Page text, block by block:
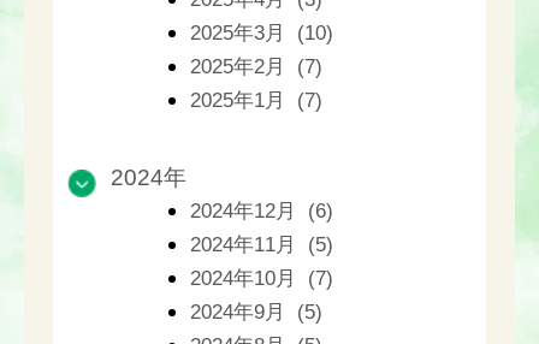
2025年3月 (10)
2025年2月 (7)
2025年1月 (7)
2024年
2024年12月 (6)
2024年11月 (5)
2024年10月 (7)
2024年9月 (5)